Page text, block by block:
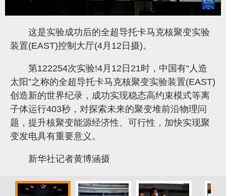
这是实验成功后的全超导托卡马克核聚变实验
装置(EAST)控制大厅(4月12日摄)。
第122254次实验!4月12日21时，中国有“人造
太阳”之称的全超导托卡马克核聚变实验装置(EAST)
创造新的世界纪录，成功实现稳态高约束模式等离
子体运行403秒，对探索未来的聚变堆前沿物理问
题，提升核聚变能源经济性、可行性，加快实现聚
变发电具有重要意义。
新华社记者黄博涵摄